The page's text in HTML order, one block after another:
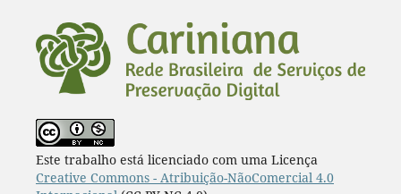
Este trabalho está licenciado com uma Licença
Creative Commons - Atribuição-NãoComercial 4.0